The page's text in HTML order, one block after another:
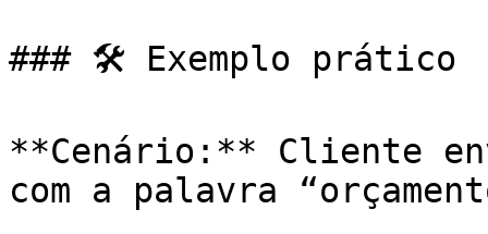
### 🛠️ Exemplo prático
**Cenário:** Cliente
com a palavra